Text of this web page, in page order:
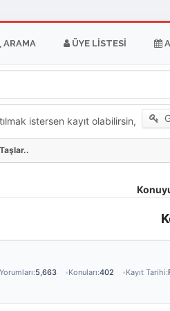
ARAMA ÜYE LISTESI
istersen kayıt olabilirsin,
Yorumları:5,663 Konuları:402 Kayıt Tarihi: